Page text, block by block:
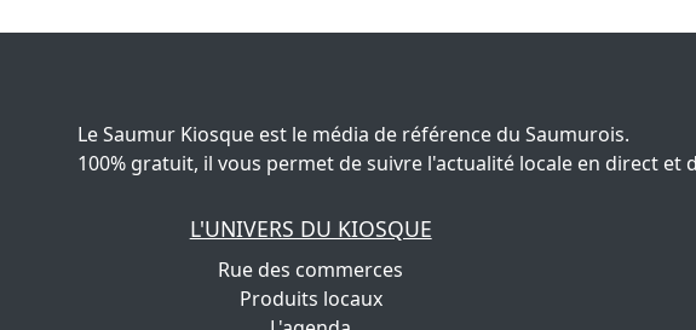
Le Saumur Kiosque est le média de référence du Saumurois.
100% gratuit, il vous permet de suivre l'actualité locale en direct et
L'UNIVERS DU KIOSQUE
Rue des commerces
Produits locaux